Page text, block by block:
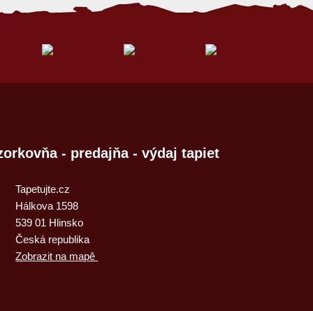
- predajňa - výdaj tapiet
Tapetujte.cz
Hálkova 1598
539 01 Hlinsko
Česká republika
Zobrazit na mapě